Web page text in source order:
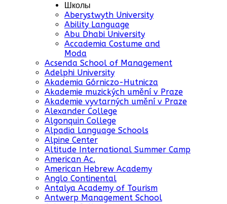
Школы
Aberystwyth University
Ability Language
Abu Dhabi University
Accademia Costume and
Moda
Acsenda School of Management
Adelphi University
Akademia Górniczo-Hutnicza
Akademie muzických umění v Praze
Akademie vyvtarných umění v Praze
Alexander College
Algonquin College
Alpadia Language Schools
Alpine Center
Altitude International Summer Camp
American Ac.
American Hebrew Academy
Anglo Continental
Antalya Academy of Tourism
Antwerp Management School